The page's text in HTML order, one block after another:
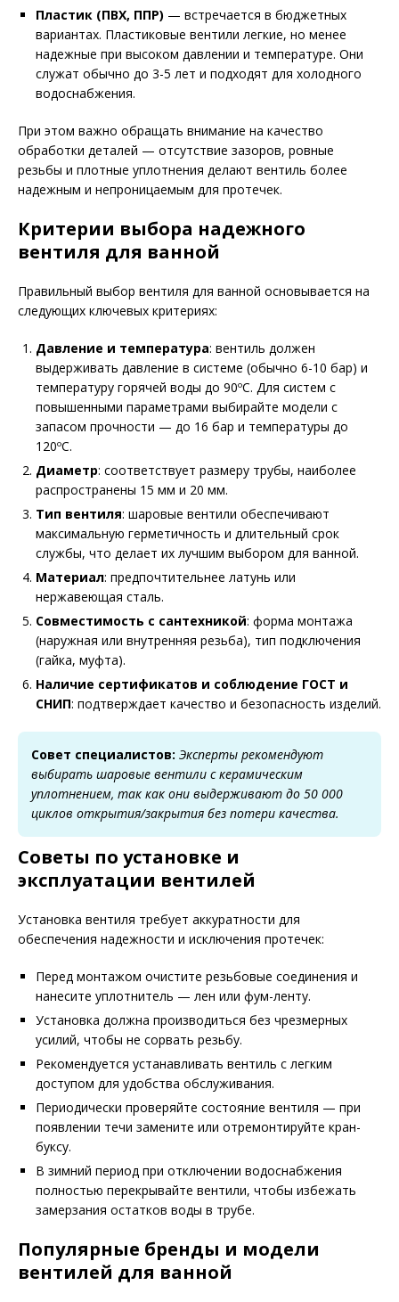
Пластик (ПВХ, ППР) — встречается в бюджетных
вариантах. Пластиковые вентили легкие, но менее
надежные при высоком давлении и температуре. Они
служат обычно до 3-5 лет и подходят для холодного
водоснабжения.
При этом важно обращать внимание на качество
обработки деталей — отсутствие зазоров, ровные
резьбы и плотные уплотнения делают вентиль более
надежным и непроницаемым для протечек.
Критерии выбора надежного
вентиля для ванной
Правильный выбор вентиля для ванной основывается на
следующих ключевых критериях:
Давление и температура: вентиль должен
выдерживать давление в системе (обычно 6-10 бар) и
температуру горячей воды до 90ºС. Для систем с
повышенными параметрами выбирайте модели с
запасом прочности — до 16 бар и температуры до
120ºС.
Диаметр: соответствует размеру трубы, наиболее
распространены 15 мм и 20 мм.
Тип вентиля: шаровые вентили обеспечивают
максимальную герметичность и длительный срок
службы, что делает их лучшим выбором для ванной.
Материал: предпочтительнее латунь или
нержавеющая сталь.
Совместимость с сантехникой: форма монтажа
(наружная или внутренняя резьба), тип подключения
(гайка, муфта).
Наличие сертификатов и соблюдение ГОСТ и
СНИП: подтверждает качество и безопасность изделий.
Совет специалистов: Эксперты рекомендуют
выбирать шаровые вентили с керамическим
уплотнением, так как они выдерживают до 50 000
циклов открытия/закрытия без потери качества.
Советы по установке и
эксплуатации вентилей
Установка вентиля требует аккуратности для
обеспечения надежности и исключения протечек:
Перед монтажом очистите резьбовые соединения и
нанесите уплотнитель — лен или фум-ленту.
Установка должна производиться без чрезмерных
усилий, чтобы не сорвать резьбу.
Рекомендуется устанавливать вентиль с легким
доступом для удобства обслуживания.
Периодически проверяйте состояние вентиля — при
появлении течи замените или отремонтируйте кран-
буксу.
В зимний период при отключении водоснабжения
полностью перекрывайте вентили, чтобы избежать
замерзания остатков воды в трубе.
Популярные бренды и модели
вентилей для ванной